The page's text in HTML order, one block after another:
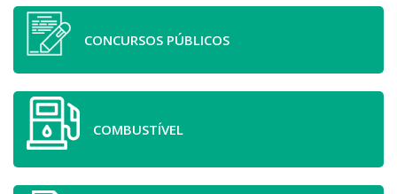
CONCURSOS PÚBLICOS
COMBUSTÍVEL